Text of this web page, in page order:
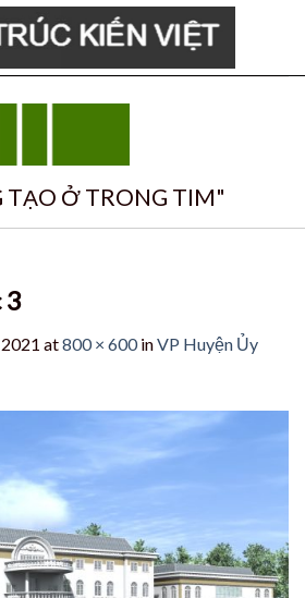
TẠO Ở TRONG TIM"
3
at800 × 600inVP Huyện Ủy